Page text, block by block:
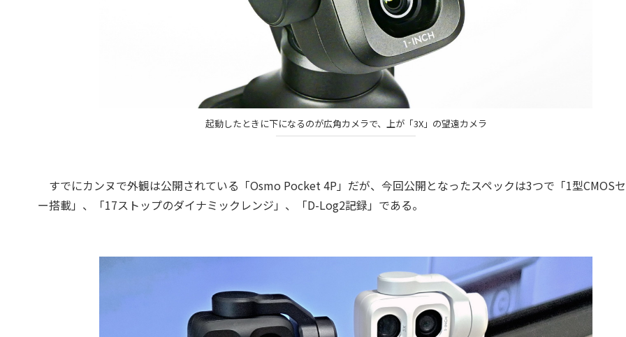
起動したときに下になるのが広角カメラで、上が「3X」の望遠カメラ
すでにカンヌで外観は公開されている「Osmo Pocket 4P」だが、今回公開となったスペックは3つで「1型CMOS
ー搭載」、「17ストップのダイナミックレンジ」、「D-Log2記録」である。